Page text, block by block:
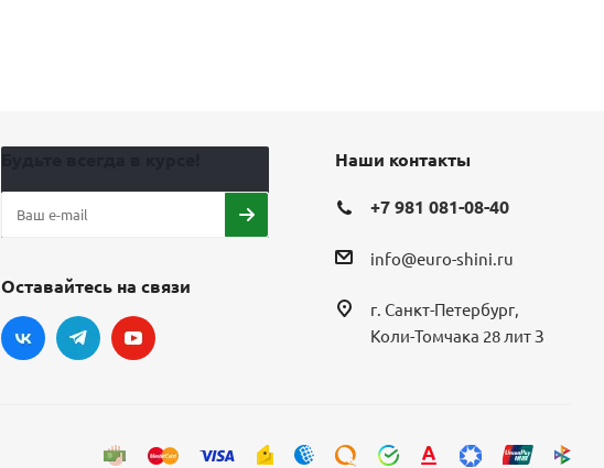
Оставайтесь на связи
Наши контакты
+7 981 081-08-40
info@euro-shini.ru
г. Санкт-Петербург,
Коли-Томчака 28 лит З